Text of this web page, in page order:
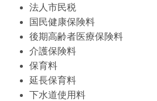
法人市民税
国民健康保険料
後期高齢者医療保険料
介護保険料
保育料
延長保育料
下水道使用料